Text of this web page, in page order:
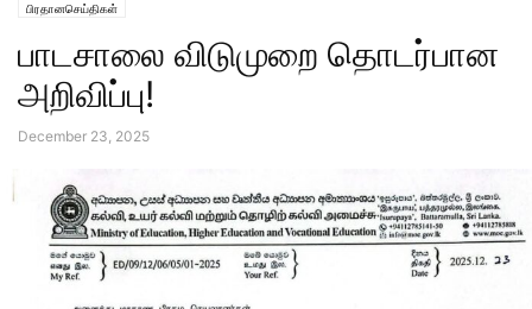
பிரதானசெய்திகள்
பாடசாலை விடுமுறை தொடர்பான
அறிவிப்பு!
December 23, 2025